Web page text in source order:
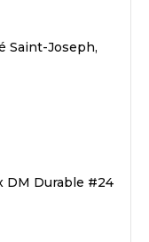
Saint-Joseph,
DM Durable #24